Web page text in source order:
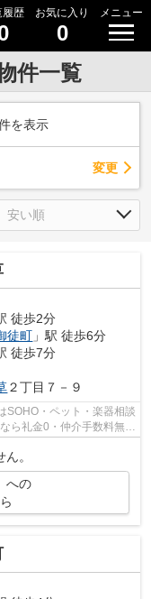
履歴 お気に入り
0
メニュー
件一覧
を表示
変更
徒歩2分
徒町 」駅 徒歩6分
徒歩7分
２丁目７－９
SOHO・ペット・楽器相談
ら礼金0・仲介手数料無料
。
への